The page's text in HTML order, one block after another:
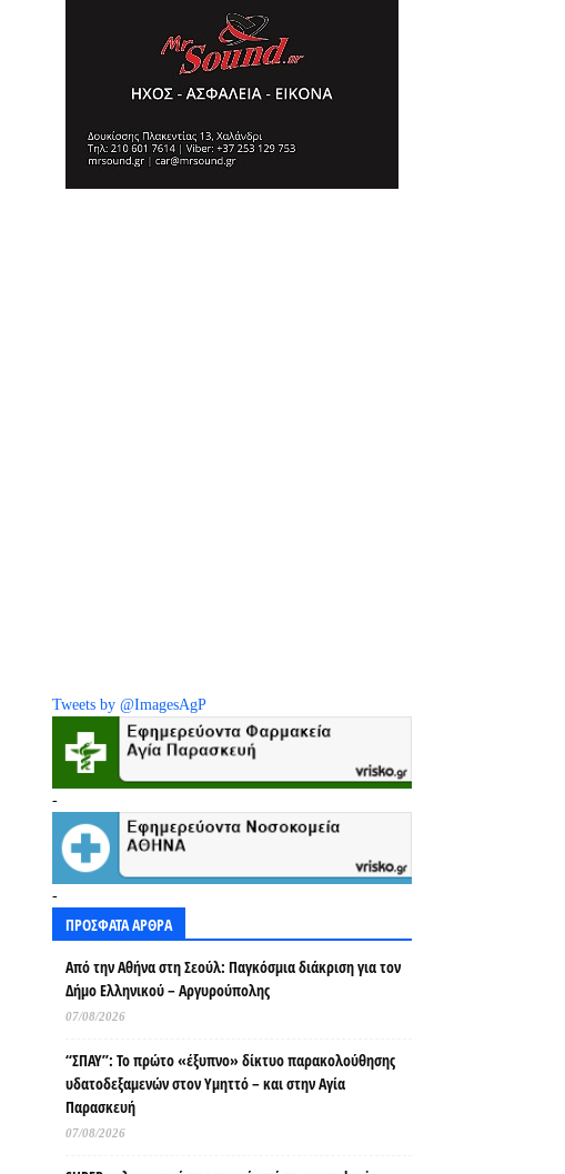
Tweets by @ImagesAgP
-
-
ΠΡΟΣΦΑΤΑ ΑΡΘΡΑ
Από την Αθήνα στη Σεούλ: Παγκόσμια διάκριση για τον
Δήμο Ελληνικού – Αργυρούπολης
07/08/2026
“ΣΠΑΥ”: Το πρώτο «έξυπνο» δίκτυο παρακολούθησης
υδατοδεξαμενών στον Υμηττό – και στην Αγία
Παρασκευή
07/08/2026